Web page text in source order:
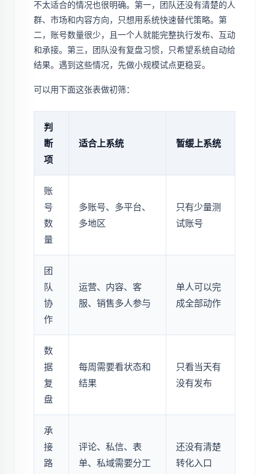
不太适合的情况也很明确。第一，团队还没有清楚的人
群、市场和内容方向，只想用系统快速替代策略。第
二，账号数量很少，且一个人就能完整执行发布、互动
和承接。第三，团队没有复盘习惯，只希望系统自动给
结果。遇到这些情况，先做小规模试点更稳妥。
可以用下面这张表做初筛：
判
断
项
适合上系统 暂缓上系统
账
号
数
量
多账号、多平台、
多地区
只有少量测
试账号
团
队
协
作
运营、内容、客
服、销售多人参与
单人可以完
成全部动作
数
据
复
盘
每周需要看状态和
结果
只看当天有
没有发布
承
接
路
评论、私信、表
单、私域需要分工
还没有清楚
转化入口